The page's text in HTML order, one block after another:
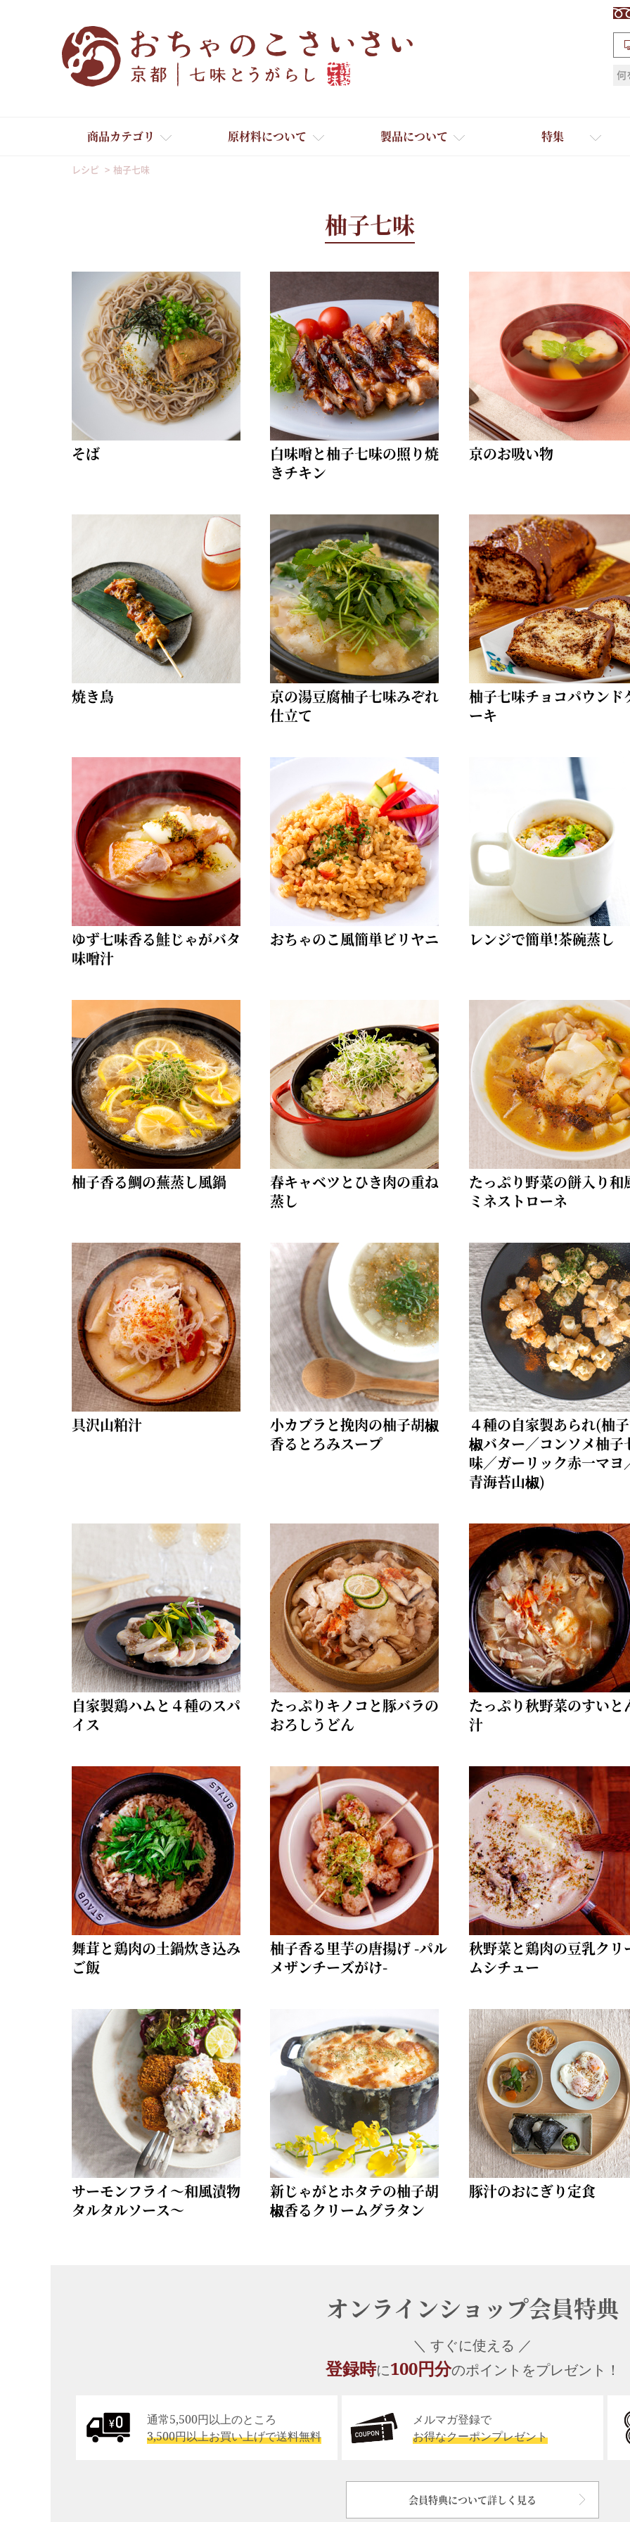
商品カテゴリ
京の一味とうがらし
京の七味とうがらし
柚子薬味・山椒
ラー油
ふりかけ
たれ・ドレッシング
おだし
お菓子
国産・鷹の爪
送料無料
お土産・ギフト 贈る人に
とうがらしの辛さ別に一
原材料について 製品について 特集
レシピ 柚子七味
柚子七味
そば
白味噌と柚子七味の照り焼
きチキン
京のお吸い物
焼き鳥
京の湯豆腐柚子七味みぞれ
仕立て
柚子七味チョコパウンド
ーキ
ゆず七味香る鮭じゃがバタ
味噌汁
おちゃのこ風簡単ビリヤニ レンジで簡単!茶碗蒸し
柚子香る鯛の蕪蒸し風鍋
春キャベツとひき肉の重ね
蒸し
たっぷり野菜の餅入り和
ミネストローネ
具沢山粕汁
小カブラと挽肉の柚子胡椒
香るとろみスープ
４種の自家製あられ(柚
椒バター／コンソメ柚子
味／ガーリック赤一マヨ
青海苔山椒)
自家製鶏ハムと４種のスパ
イス
たっぷりキノコと豚バラの
おろしうどん
たっぷり秋野菜のすいと
汁
舞茸と鶏肉の土鍋炊き込み
ご飯
柚子香る里芋の唐揚げ -パル
メザンチーズがけ-
秋野菜と鶏肉の豆乳クリ
ムシチュー
サーモンフライ～和風漬物
タルタルソース～
新じゃがとホタテの柚子胡
椒香るクリームグラタン
豚汁のおにぎり定食
オンラインショップ会員特典
＼ すぐに使える ／
登録時に100円分のポイントをプレゼント！
通常5,500円以上のところ
3,500円以上お買い上げで送料無料
メルマガ登録で
お得なクーポンプレゼント
会員特典について詳しく見る